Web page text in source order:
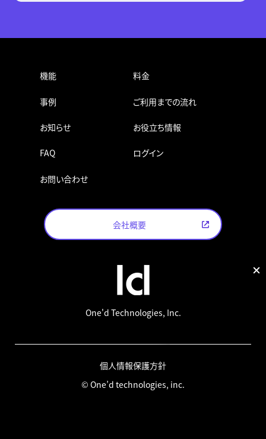
機能 料金
事例 ご利用までの流れ
お知らせ お役立ち情報
FAQ ログイン
お問い合わせ
会社概要
One'd Technologies, Inc.
個人情報保護方針
© One’d technologies, inc.